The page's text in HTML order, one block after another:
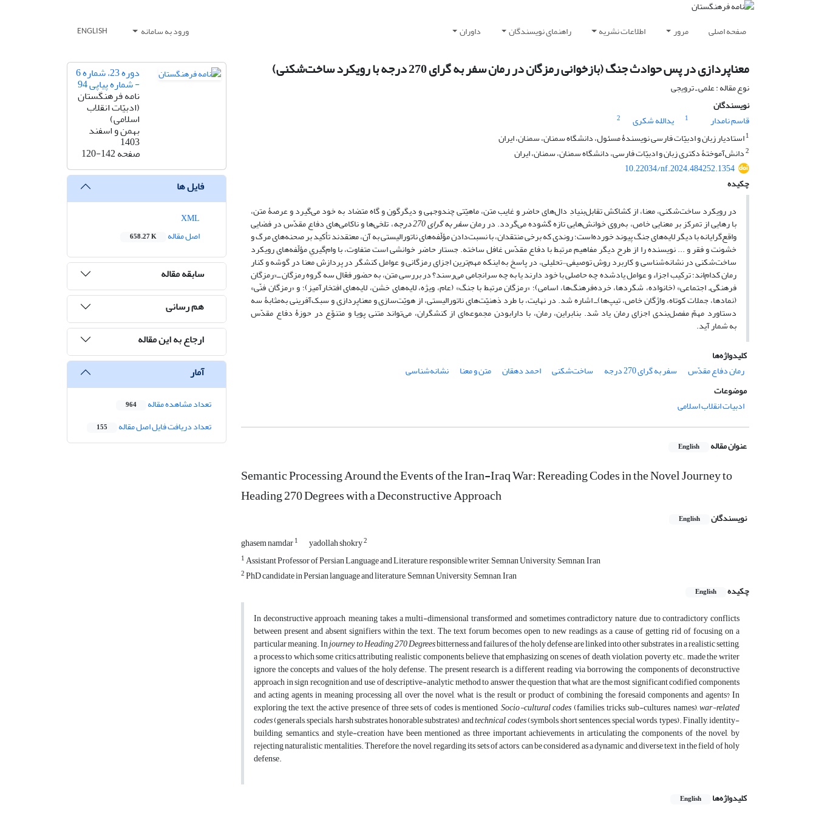
صفحه اصلی مرور اطلاعات نشریه راهنمای نویسندگان داوران ورود به سامانه ENGLISH
معناپردازی در پس حوادث جنگ (بازخوانی رمزگان در رمان سفر به گرای 270 درجه با رویکرد ساخت‌شکنی)
نوع مقاله : علمی ـ ترویجی
نویسندگان
قاسم نامدار
1 یدالله شکری
2
1استادیار زبان و ادبیّات فارسی نویسندۀ مسئول، دانشگاه سمنان، سمنان، ایران
2دانش‌آموختۀ دکتری زبان و ادبیّات فارسی، دانشگاه سمنان، سمنان، ایران
10.22034/nf.2024.484252.1354
چکیده
در رویکرد ساخت‌شکنی، معنا، از کشاکش تقابل‌بنیادِ دال‌های حاضر و غایب متن، ماهیّتی چندوجهی و دیگرگون و گاه متضاد به خود می‌گیرد و عرصۀ متن،
با رهایی از تمرکز بر معنایی خاص، به‌روی خوانش‌هایی تازه گشوده‌ می‌گردد. در رمانسفربهگرای270درجه، تلخی‌ها و ناکامی‌های دفاع مقدّس در فضایی
واقع‌گرایانه با دیگر لایه‌های جنگ پیوند خورده‌‌است؛ روندی که برخی منتقدان، با نسبت‌دادن مؤلّفه‌های ناتورالیستی به آن، معتقدند تأکید بر صحنه‌های مرگ و
خشونت و فقر و ... نویسنده را از طرح دیگر مفاهیم مرتبط با دفاع مقدّس غافل ساخته. جستار حاضر خوانشی است متفاوت، با وام‌گیریِ مؤلّفه‌های رویکرد
ساخت‌شکنی در نشانه‌شناسی و کاربرد روش توصیفی₋‌تحلیلی، در پاسخ به اینکه مهم‌ترین اجزای رمزگانی و عوامل کنشگر در پردازش معنا در گوشه ‌و کنار
رمان کدام‌اند؛ ترکیب اجزاء و عوامل یادشده چه حاصلی با خود دارند یا به چه سرانجامی می‌رسند؟ در بررسی متن، به حضور فعّال سه گروه رمزگان ــ«رمزگان
فرهنگی‌ـ ‌اجتماعی» (خانواده، شگردها، خرده‌فرهنگ‌ها، اسامی)؛ «رمزگان مرتبط با جنگ» (عام، ویژه، لایه‌های خشن، لایه‌های افتخارآمیز)؛ و «رمزگان فنّی»
(نمادها، جملات کوتاه، واژگان خاص، تیپ‌ها)ــ اشاره شد. در نهایت، با طرد ذهنیّت‌های ناتورالیستی، از هویّت‌سازی و معناپردازی و سبک‌آفرینی به‌مثابۀ سه
دستاورد مهمّ مفصل‌بندی اجزای رمان یاد شد. بنابراین، رمان، با دارابودن مجموعه‌ای از کنشگران، می‌تواند متنی پویا و متنوّع در حوزۀ دفاع مقدّس
به شمار آید.
کلیدواژه‌ها
رمان دفاع مقدّس
سفر به گرای 270 درجه ساخت‌شکنی احمد دهقان متن و معنا
نشانه‌شناسی
موضوعات
ادبیات انقلاب اسلامی
عنوان مقاله English
Semantic Processing Around the Events of the Iran-Iraq War: Rereading Codes in the Novel Journey to
Heading 270 Degrees with a Deconstructive Approach
نویسندگان English
ghasem namdar1 yadollah shokry2
1Assistant Professor of Persian Language and Literature, responsible writer, Semnan University, Semnan, Iran
2PhD candidate in Persian language and literature, Semnan University, Semnan, Iran
چکیده
English
In deconstructive approach, meaning takes a multi-dimensional transformed and sometimes contradictory nature, due to contradictory conflicts
between present and absent signifiers within the text. The text forum becomes open to new readings as a cause of getting rid of focusing on a
particular meaning. Injourney to Heading 270 Degreesbitterness and failures of the holy defense are linked into other substrates in a realistic setting,
a process to which some critics attributing realistic components, believe that emphasizing on scenes of death, violation, poverty, etc., made the writer
ignore the concepts and values of the holy defense. The present research is a different reading via borrowing the components of deconstructive
approach in sign recognition and use of descriptive-analytic method to answer the question that what are the most significant codified components
and acting agents in meaning processing all over the novel, what is the result or product of combining the foresaid components and agents? In
exploring the text, the active presence of three sets of codes is mentioned,Socio-cultural codes(families, tricks, sub-cultures, names),war-related
codes(generals, specials, harsh substrates, honorable substrates), andtechnical codes(symbols, short sentences, special words, types). Finally, identity-
building, semantics, and style-creation have been mentioned as three important achievements in articulating the components of the novel, by
rejecting naturalistic mentalities. Therefore, the novel, regarding its sets of actors, can be considered as a dynamic and diverse text in the field of holy
defense.
کلیدواژه‌ها English
دوره 23، شماره 6
- شماره پیاپی 94
نامه فرهنگستان
(ادبیّات انقلاب
اسلامی)
بهمن و اسفند
1403
صفحه120-142
فایل ها
اصل مقاله
658.27 K
سابقه مقاله
هم رسانی
ارجاع به این مقاله
آمار
تعداد مشاهده مقاله 964
تعداد دریافت فایل اصل مقاله 155